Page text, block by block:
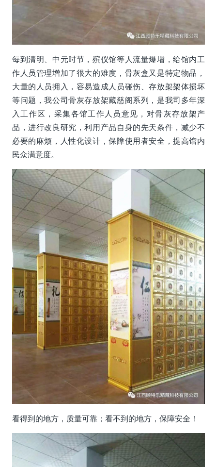
每到清明、中元时节，殡仪馆等人流量爆增，给馆内工
作人员管理增加了很大的难度，骨灰盒又是特定物品，
大量的人员拥入，容易造成人员碰伤、存放架架体损坏
等问题，我公司骨灰存放架藏慈阁系列，是我司多年深
入工作区，采集各馆工作人员意见，对骨灰存放架产
品，进行改良研究，利用产品自身的先天条件，减少不
必要的麻烦，人性化设计，保障使用者安全，提高馆内
民众满意度。
看得到的地方，质量可靠；看不到的地方，保障安全！